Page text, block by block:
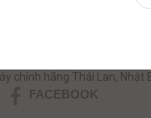
xe máy
chính hãng Thái Lan, Nhật
FACEBOOK